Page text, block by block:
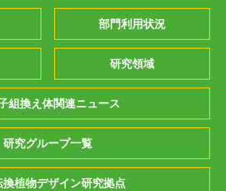
部門利用状況
研究領域
組換え体関連ニュース
研究グループ一覧
換植物デザイン研究拠点